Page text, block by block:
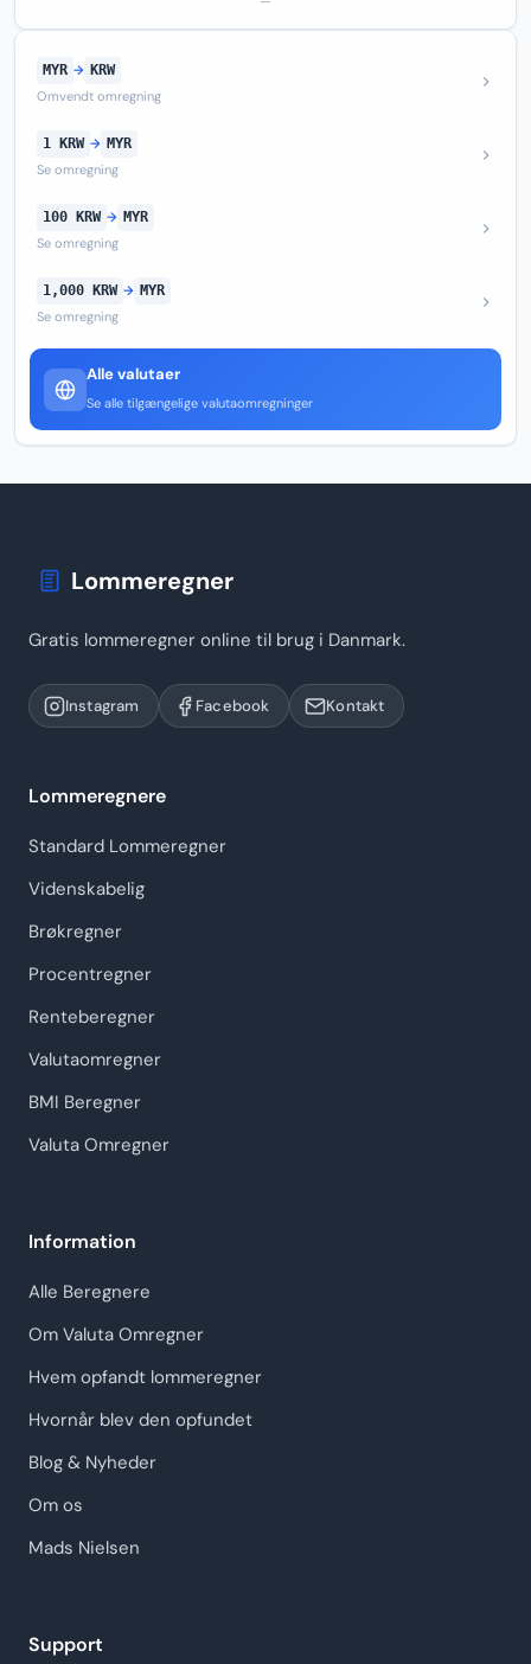
MYR → KRW
Omvendt omregning
1 KRW → MYR
Se omregning
100 KRW → MYR
Se omregning
1,000 KRW → MYR
Se omregning
Alle valutaer
Se alle tilgængelige valutaomregninger
Lommeregner
Gratis lommeregner online til brug i Danmark.
Instagram Facebook Kontakt
Lommeregnere
Standard Lommeregner
Videnskabelig
Brøkregner
Procentregner
Renteberegner
Valutaomregner
BMI Beregner
Valuta Omregner
Information
Alle Beregnere
Om Valuta Omregner
Hvem opfandt lommeregner
Hvornår blev den opfundet
Blog & Nyheder
Om os
Mads Nielsen
Support